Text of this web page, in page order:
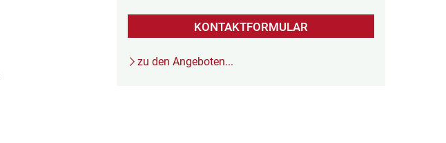
KONTAKTFORMULAR
zu den Angeboten...